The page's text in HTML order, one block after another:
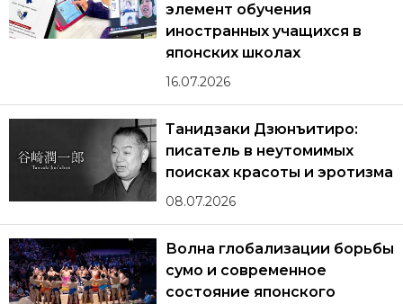
элемент обучения
иностранных учащихся в
японских школах
16.07.2026
Танидзаки Дзюнъитиро:
писатель в неутомимых
поисках красоты и эротизма
08.07.2026
Волна глобализации борьбы
сумо и современное
состояние японского